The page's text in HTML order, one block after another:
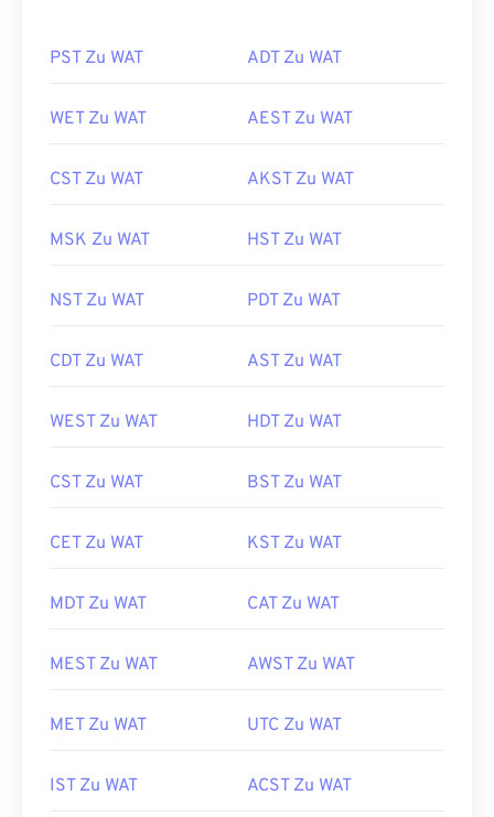
PST Zu WAT ADT Zu WAT
WET Zu WAT AEST Zu WAT
CST Zu WAT AKST Zu WAT
MSK Zu WAT HST Zu WAT
NST Zu WAT PDT Zu WAT
CDT Zu WAT AST Zu WAT
WEST Zu WAT HDT Zu WAT
CST Zu WAT BST Zu WAT
CET Zu WAT KST Zu WAT
MDT Zu WAT CAT Zu WAT
MEST Zu WAT AWST Zu WAT
MET Zu WAT UTC Zu WAT
IST Zu WAT ACST Zu WAT